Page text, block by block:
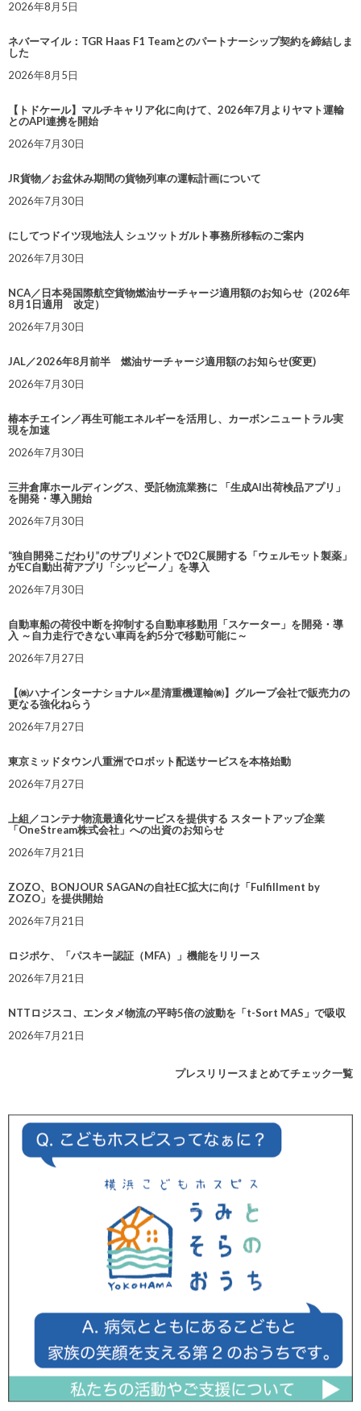
2026年8月5日
ネバーマイル：TGR Haas F1 Teamとのパートナーシップ契約を締結しま
した
2026年8月5日
【トドケール】マルチキャリア化に向けて、2026年7月よりヤマト運輸
とのAPI連携を開始
2026年7月30日
JR貨物／お盆休み期間の貨物列車の運転計画について
2026年7月30日
にしてつドイツ現地法人 シュツットガルト事務所移転のご案内
2026年7月30日
NCA／日本発国際航空貨物燃油サーチャージ適用額のお知らせ（2026年
8月1日適用 改定）
2026年7月30日
JAL／2026年8月前半 燃油サーチャージ適用額のお知らせ(変更)
2026年7月30日
椿本チエイン／再生可能エネルギーを活用し、カーボンニュートラル実
現を加速
2026年7月30日
三井倉庫ホールディングス、受託物流業務に 「生成AI出荷検品アプリ」
を開発・導入開始
2026年7月30日
“独自開発こだわり”のサプリメントでD2C展開する「ウェルモット製薬」
がEC自動出荷アプリ「シッピーノ」を導入
2026年7月30日
自動車船の荷役中断を抑制する自動車移動用「スケーター」を開発・導
入 ～自力走行できない車両を約5分で移動可能に～
2026年7月27日
【㈱ハナインターナショナル×星清重機運輸㈱】グループ会社で販売力の
更なる強化ねらう
2026年7月27日
東京ミッドタウン八重洲でロボット配送サービスを本格始動
2026年7月27日
上組／コンテナ物流最適化サービスを提供する スタートアップ企業
「OneStream株式会社」への出資のお知らせ
2026年7月21日
ZOZO、BONJOUR SAGANの自社EC拡大に向け「Fulfillment by
ZOZO」を提供開始
2026年7月21日
ロジポケ、「パスキー認証（MFA）」機能をリリース
2026年7月21日
NTTロジスコ、エンタメ物流の平時5倍の波動を「t-Sort MAS」で吸収
2026年7月21日
プレスリリースまとめてチェック一覧